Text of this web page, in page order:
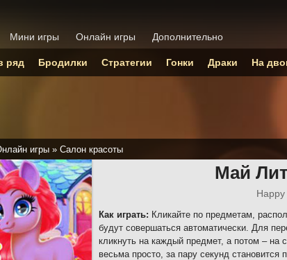
игры » Салон красоты
Май
Как играть: Кликайте по предметам,
будут совершаться автоматически. Для
кликнуть на каждый предмет, а потом – на
весьма просто, за пару секунд становится
Мини игры Онлайн игры Дополнительно
ряд Бродилки Стратегии Гонки Драки На